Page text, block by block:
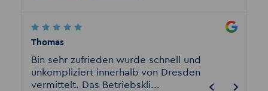
Thomas
Bin sehr zufrieden wurde schnell und
unkompliziert innerhalb von Dresden
vermittelt. Das Betriebskli...
gut